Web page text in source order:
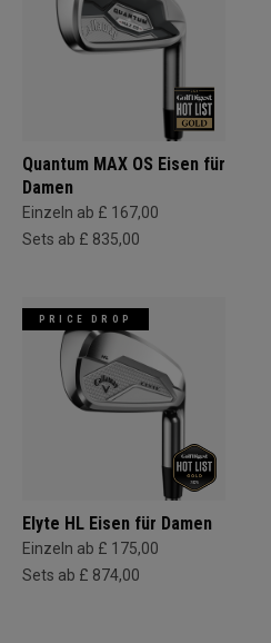
Quantum MAX OS Eisen für
Damen
Einzeln ab £ 167,00
Sets ab £ 835,00
PRICE DROP
Elyte HL Eisen für Damen
Einzeln ab £ 175,00
Sets ab £ 874,00